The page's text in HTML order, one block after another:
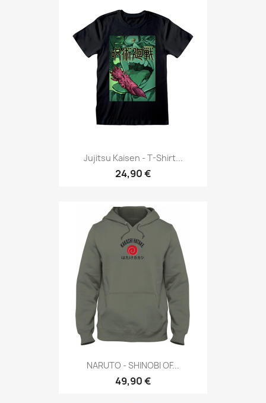
Jujitsu Kaisen - T-Shirt...
24,90 €
NARUTO - SHINOBI OF...
49,90 €